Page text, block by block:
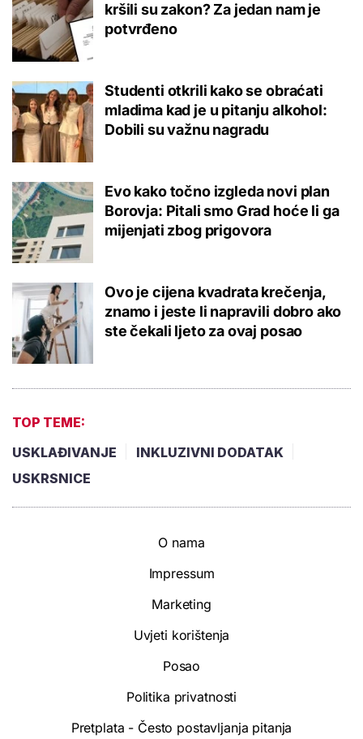
kršili su zakon? Za jedan nam je
potvrđeno
Studenti otkrili kako se obraćati
mladima kad je u pitanju alkohol:
Dobili su važnu nagradu
Evo kako točno izgleda novi plan
Borovja: Pitali smo Grad hoće li ga
mijenjati zbog prigovora
Ovo je cijena kvadrata krečenja,
znamo i jeste li napravili dobro ako
ste čekali ljeto za ovaj posao
TOP TEME:
USKLAĐIVANJE
INKLUZIVNI DODATAK
USKRSNICE
O nama
Impressum
Marketing
Uvjeti korištenja
Posao
Politika privatnosti
Pretplata - Često postavljanja pitanja